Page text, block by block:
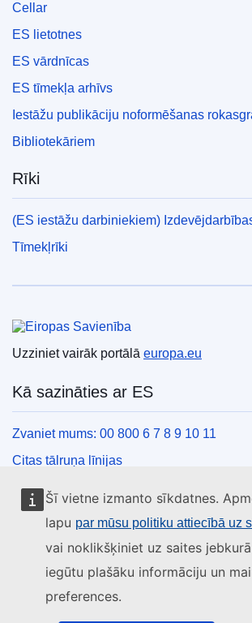
Šī vietne izmanto sīkdatnes.
lapu par mūsu politiku attiecībā uz
vai noklikšķiniet uz saites
iegūtu plašāku informāciju un
preferences.
Cellar
ES lietotnes
ES vārdnīcas
ES tīmekļa arhīvs
Iestāžu publikāciju noformēšanas
Bibliotekāriem
Rīki
(ES iestāžu darbiniekiem)
Tīmekļrīki
Eiropas Savienība
Uzziniet vairāk portālā europa.eu
Kā sazināties ar ES
Zvaniet mums: 00 800 6 7 8 9 10 11
Citas tālruņa līnijas
Saziņas veidlapa
ES centru kontaktinformācija
Sociālie mediji
ES konti sociālajos medijos